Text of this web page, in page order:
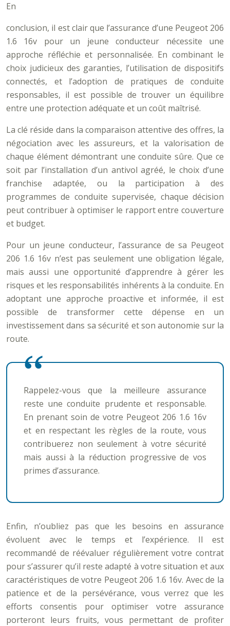
En
conclusion, il est clair que l’assurance d’une Peugeot 206
1.6 16v pour un jeune conducteur nécessite une
approche réfléchie et personnalisée. En combinant le
choix judicieux des garanties, l’utilisation de dispositifs
connectés, et l’adoption de pratiques de conduite
responsables, il est possible de trouver un équilibre
entre une protection adéquate et un coût maîtrisé.
La clé réside dans la comparaison attentive des offres, la
négociation avec les assureurs, et la valorisation de
chaque élément démontrant une conduite sûre. Que ce
soit par l’installation d’un antivol agréé, le choix d’une
franchise adaptée, ou la participation à des
programmes de conduite supervisée, chaque décision
peut contribuer à optimiser le rapport entre couverture
et budget.
Pour un jeune conducteur, l’assurance de sa Peugeot
206 1.6 16v n’est pas seulement une obligation légale,
mais aussi une opportunité d’apprendre à gérer les
risques et les responsabilités inhérents à la conduite. En
adoptant une approche proactive et informée, il est
possible de transformer cette dépense en un
investissement dans sa sécurité et son autonomie sur la
route.
Rappelez-vous que la meilleure assurance
reste une conduite prudente et responsable.
En prenant soin de votre Peugeot 206 1.6 16v
et en respectant les règles de la route, vous
contribuerez non seulement à votre sécurité
mais aussi à la réduction progressive de vos
primes d’assurance.
Enfin, n’oubliez pas que les besoins en assurance
évoluent avec le temps et l’expérience. Il est
recommandé de réévaluer régulièrement votre contrat
pour s’assurer qu’il reste adapté à votre situation et aux
caractéristiques de votre Peugeot 206 1.6 16v. Avec de la
patience et de la persévérance, vous verrez que les
efforts consentis pour optimiser votre assurance
porteront leurs fruits, vous permettant de profiter